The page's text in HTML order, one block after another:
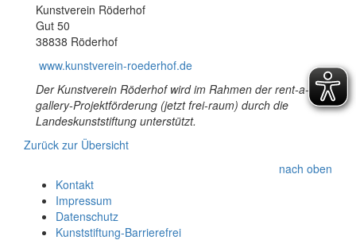
Kunstverein Röderhof
Gut 50
38838 Röderhof
www.kunstverein-roederhof.de
Der Kunstverein Röderhof wird im Rahmen der rent-a-
gallery-Projektförderung (jetzt frei-raum) durch die
Landeskunststiftung unterstützt.
Zurück zur Übersicht
nach oben
Kontakt
Impressum
Datenschutz
Kunststiftung-Barrierefrei